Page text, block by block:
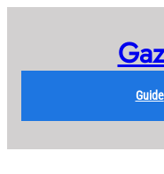
Guide